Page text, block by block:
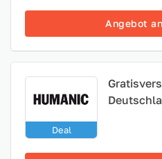
Angebot
Deal